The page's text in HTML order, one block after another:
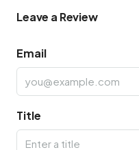
Leave a Review
Email
Title